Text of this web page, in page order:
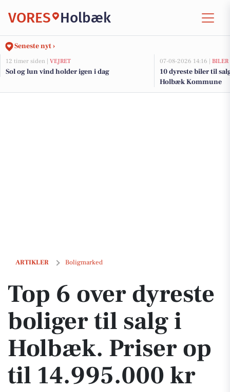
VORES Holbæk
Seneste nyt ›
12 timer siden | VEJRET
Sol og lun vind holder igen i dag
07-08-2026 14:16 | BILER
10 dyreste biler til
Holbæk Kommune
ARTIKLER Boligmarked
Top 6 over dyreste boliger til salg i Holbæk. Priser op til 14.995.000 kr
Top 6 over dyreste
boliger til salg i
Holbæk. Priser op
til 14.995.000 kr